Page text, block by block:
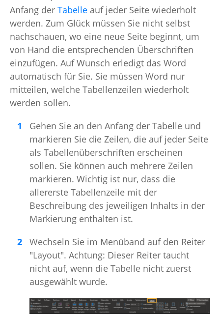
Anfang der Tabelle auf jeder Seite wiederholt
werden. Zum Glück müssen Sie nicht selbst
nachschauen, wo eine neue Seite beginnt, um
von Hand die entsprechenden Überschriften
einzufügen. Auf Wunsch erledigt das Word
automatisch für Sie. Sie müssen Word nur
mitteilen, welche Tabellenzeilen wiederholt
werden sollen.
Gehen Sie an den Anfang der Tabelle und
markieren Sie die Zeilen, die auf jeder Seite
als Tabellenüberschriften erscheinen
sollen. Sie können auch mehrere Zeilen
markieren. Wichtig ist nur, dass die
allererste Tabellenzeile mit der
Beschreibung des jeweiligen Inhalts in der
Markierung enthalten ist.
Wechseln Sie im Menüband auf den Reiter
"Layout". Achtung: Dieser Reiter taucht
nicht auf, wenn die Tabelle nicht zuerst
ausgewählt wurde.